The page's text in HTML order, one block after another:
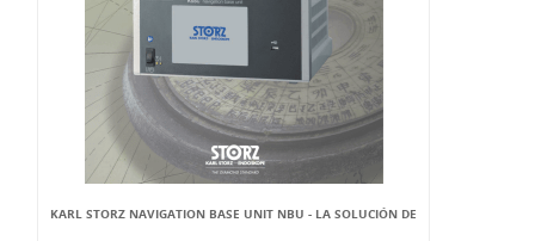
KARL STORZ NAVIGATION BASE UNIT NBU - LA SOLUCIÓN DE